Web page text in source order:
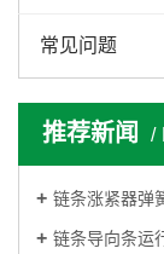
常见问题
推荐新闻
链条涨紧器弹簧式
链条导向条运